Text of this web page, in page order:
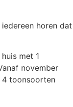
horen dat
met 1
november
4 toonsoorten